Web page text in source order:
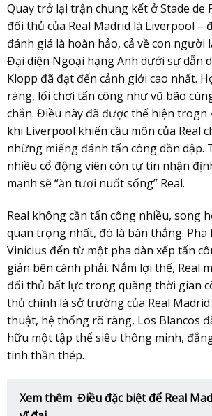
Quay trở lại trận chung kết ở Stade de
đối thủ của Real Madrid là Liverpool –
đánh giá là hoàn hảo, cả về con người
Đại diện Ngoại hạng Anh dưới sự dẫn
Klopp đã đạt đến cảnh giới cao nhất.
ràng, lối chơi tấn công như vũ bão
chắn. Điều này đã được thể hiện trogn
khi Liverpool khiến cầu môn của Real
những miếng đánh tấn công dồn dập.
nhiều cổ động viên còn tự tin nhận
mạnh sẽ “ăn tươi nuốt sống” Real.
Real không cần tấn công nhiều, song
quan trọng nhất, đó là bàn thắng. Pha
Vinicius đến từ một pha dàn xếp tấn
giản bên cánh phải. Nắm lợi thế, Real
đối thủ bất lực trong quãng thời gian
thủ chính là sở trường của Real
thuật, hệ thống rõ ràng, Los Blancos
hữu một tập thể siêu thông minh,
tinh thần thép.
Xem thêm Điều đặc biệt để Real